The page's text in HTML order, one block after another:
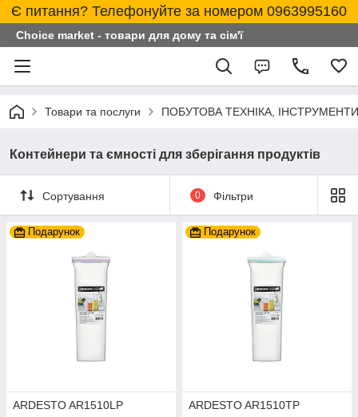
Є питання? Телефонуйте за номером 0963995160
Choice market - товари для дому та сім'ї
Товари та послуги ПОБУТОВА ТЕХНІКА,
Контейнери та ємності для зберігання продуктів
Сортування 0 Фільтри
Подарунок
ARDESTO AR1510LP
Подарунок
ARDESTO AR1510TP